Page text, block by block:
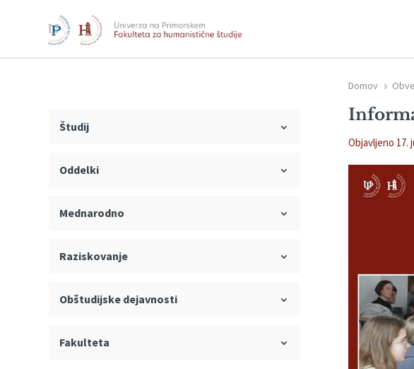
Domov 5
Študij
Oddelki
Mednarodno
Raziskovanje
Obštudijske dejavnosti
Fakulteta
Objavljeno 17.